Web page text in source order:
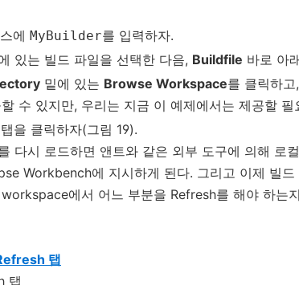
에 MyBuilder를 입력하자.
있는 빌드 파일을 선택한 다음, Buildfile 바로 아
밑에 있는 Browse Workspace를 클릭하
수 있지만, 우리는 지금 이 예제에서는 제공할
탭을 클릭하자(그림 19).
다시 로드하면 앤트와 같은 외부 도구에 의해 로
Workbench에 지시하게 된다. 그리고 이제 빌
에서 어느 부분을 Refresh를 해야 하는
탭